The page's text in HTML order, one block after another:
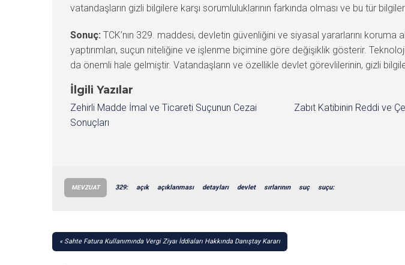
vatandaşların gizli bilgilere karşı sorumluluklarının farkında olması ve bu tür
Sonuç: TCK’nın 329. maddesi, devletin güvenliğini ve siyasal yararlarını koruma
yaptırımları, suçun niteliğine ve işlenme biçimine göre değişiklik gösterir.
da önemli hale gelmiştir. Vatandaşların ve özellikle devlet görevlilerinin, gizli
İlgili Yazılar
Zehirli Madde İmal ve Ticareti Suçunun Cezai
Sonuçları
Zabıt Katibinin Reddi ve
MEVZUAT 329: açık açıklanması detayları devlet sırlarının suç suçu:
YAZI
Sahte Fatura Kullanımında Vergi Ziyaı İddiaları Hakkında Danıştay Kararı